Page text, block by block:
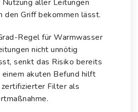
aller Leitungen
den Griff bekommen lässt.
Regel für Warmwasser
nicht unnötig
senkt das Risiko bereits
einem akuten Befund hilft
Filter als